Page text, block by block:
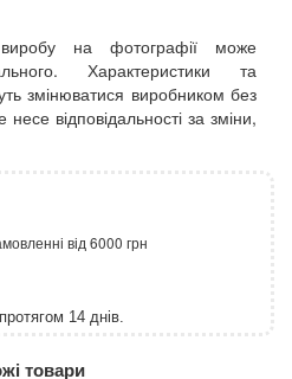
на фотографії може
Характеристики та
змінюватися виробником без
відповідальності за зміни,
від 6000 грн
14 днів.
товари